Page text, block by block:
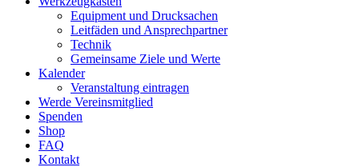
Equipment und Drucksachen
Leitfäden und Ansprechpartner
Technik
Gemeinsame Ziele und Werte
Kalender
Veranstaltung eintragen
Werde Vereinsmitglied
Spenden
Shop
FAQ
Kontakt